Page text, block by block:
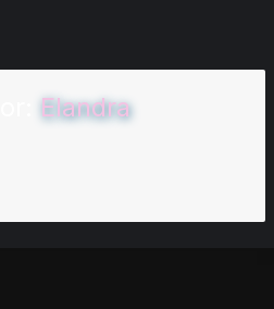
Elandra